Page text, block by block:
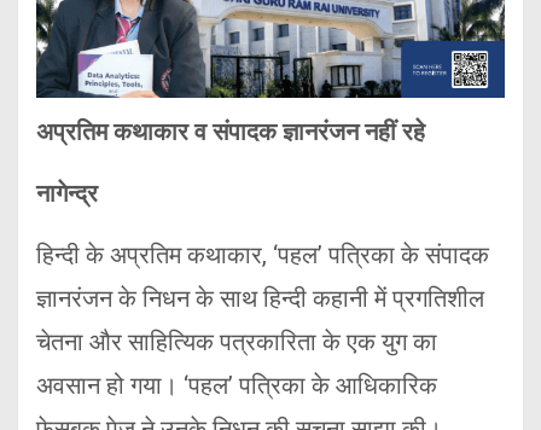
अप्रतिम कथाकार व संपादक ज्ञानरंजन नहीं रहे
नागेन्द्र
हिन्दी के अप्रतिम कथाकार, ‘पहल’ पत्रिका के संपादक
ज्ञानरंजन के निधन के साथ हिन्दी कहानी में प्रगतिशील
चेतना और साहित्यिक पत्रकारिता के एक युग का
अवसान हो गया। ‘पहल’ पत्रिका के आधिकारिक